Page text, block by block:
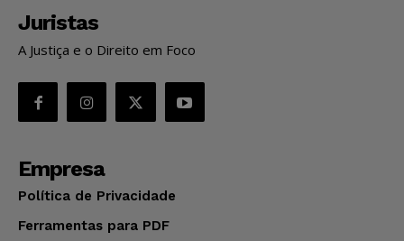
Juristas
A Justiça e o Direito em Foco
Empresa
Política de Privacidade
Ferramentas para PDF